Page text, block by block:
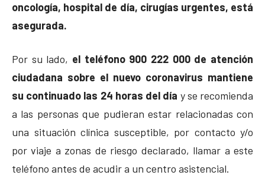
oncología, hospital de día, cirugías urgentes, está
asegurada.
Por su lado, el teléfono 900 222 000 de atención
ciudadana sobre el nuevo coronavirus mantiene
su continuado las 24 horas del día y se recomienda
a las personas que pudieran estar relacionadas con
una situación clínica susceptible, por contacto y/o
por viaje a zonas de riesgo declarado, llamar a este
teléfono antes de acudir a un centro asistencial.